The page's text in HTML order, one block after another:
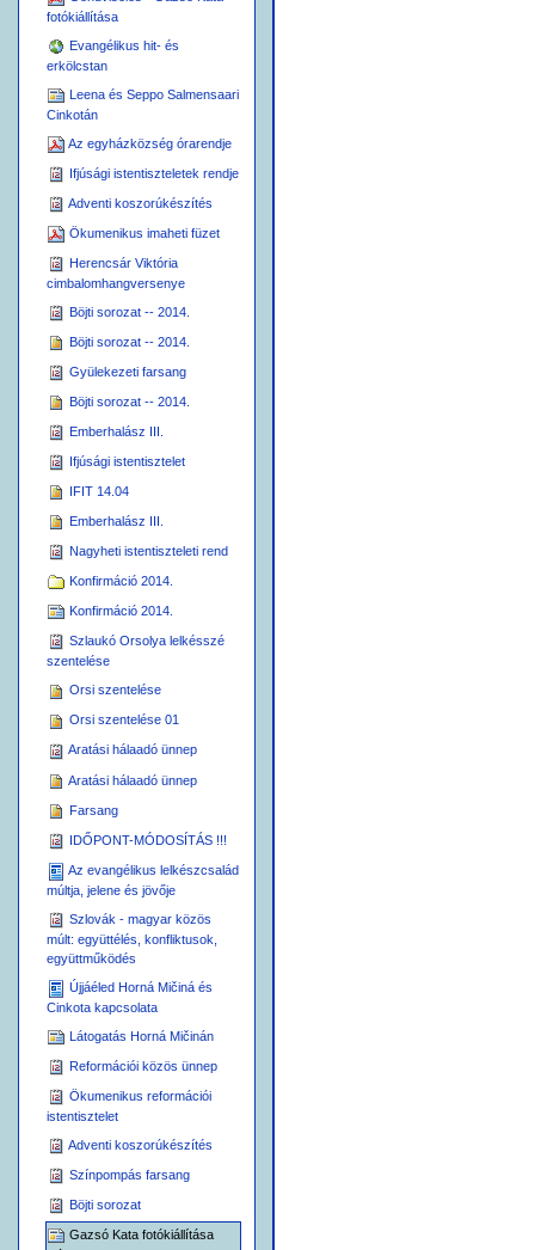
fotókiállítása
Evangélikus hit- és
erkölcstan
Leena és Seppo Salmensaari
Cinkotán
Az egyházközség órarendje
Ifjúsági istentiszteletek rendje
Adventi koszorúkészítés
Ökumenikus imaheti füzet
Herencsár Viktória
cimbalomhangversenye
Böjti sorozat -- 2014.
Böjti sorozat -- 2014.
Gyülekezeti farsang
Böjti sorozat -- 2014.
Emberhalász III.
Ifjúsági istentisztelet
IFIT 14.04
Emberhalász III.
Nagyheti istentiszteleti rend
Konfirmáció 2014.
Konfirmáció 2014.
Szlaukó Orsolya lelkésszé
szentelése
Orsi szentelése
Orsi szentelése 01
Aratási hálaadó ünnep
Aratási hálaadó ünnep
Farsang
IDŐPONT-MÓDOSÍTÁS !!!
Az evangélikus lelkészcsalád
múltja, jelene és jövője
Szlovák - magyar közös
múlt: együttélés, konfliktusok,
együttműködés
Újjáéled Horná Mičiná és
Cinkota kapcsolata
Látogatás Horná Mičinán
Reformációi közös ünnep
Ökumenikus reformációi
istentisztelet
Adventi koszorúkészítés
Színpompás farsang
Böjti sorozat
Gazsó Kata fotókiállítása